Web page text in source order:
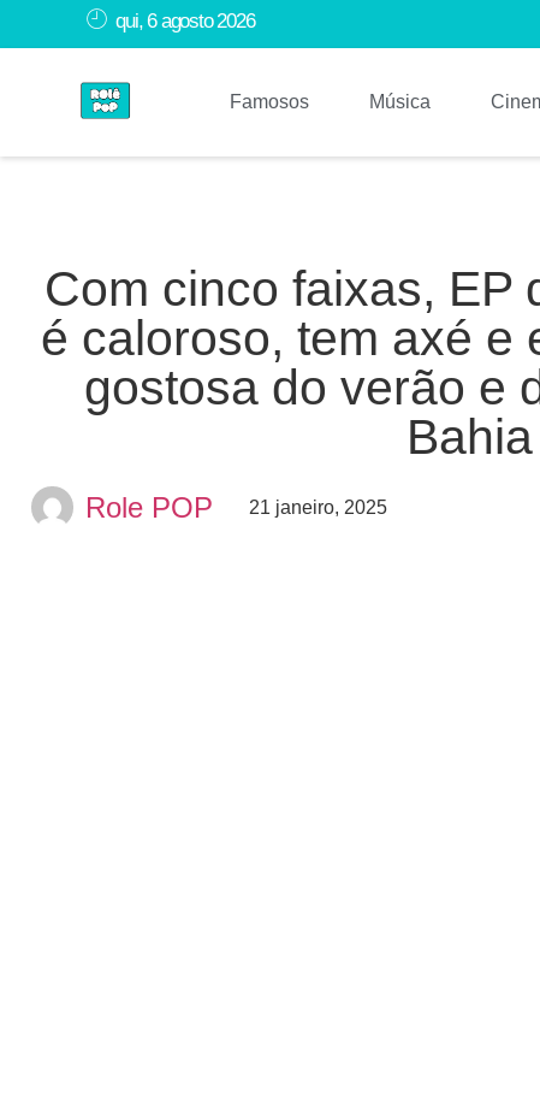
qui, 6 agosto 2026
Famosos Música
Com cinco faixas, EP
é caloroso, tem axé e
gostosa do verão e
Bahia
Role POP 21 janeiro, 2025